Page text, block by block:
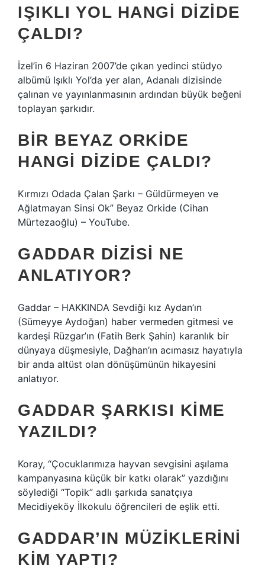
IŞIKLI YOL HANGI DIZIDE
ÇALDI?
İzel’in 6 Haziran 2007’de çıkan yedinci stüdyo
albümü Işıklı Yol’da yer alan, Adanalı dizisinde
çalınan ve yayınlanmasının ardından büyük beğeni
toplayan şarkıdır.
BIR BEYAZ ORKIDE
HANGI DIZIDE ÇALDI?
Kırmızı Odada Çalan Şarkı – Güldürmeyen ve
Ağlatmayan Sinsi Ok” Beyaz Orkide (Cihan
Mürtezaoğlu) – YouTube.
GADDAR DIZISI NE
ANLATIYOR?
Gaddar – HAKKINDA Sevdiği kız Aydan’ın
(Sümeyye Aydoğan) haber vermeden gitmesi ve
kardeşi Rüzgar’ın (Fatih Berk Şahin) karanlık bir
dünyaya düşmesiyle, Dağhan’ın acımasız hayatıyla
bir anda altüst olan dönüşümünün hikayesini
anlatıyor.
GADDAR ŞARKISI KIME
YAZILDI?
Koray, “Çocuklarımıza hayvan sevgisini aşılama
kampanyasına küçük bir katkı olarak” yazdığını
söylediği “Topik” adlı şarkıda sanatçıya
Mecidiyeköy İlkokulu öğrencileri de eşlik etti.
GADDAR’IN MÜZIKLERINI
KIM YAPTI?